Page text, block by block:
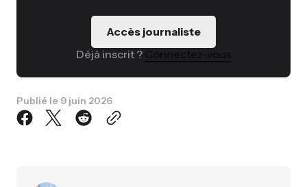
Accès journaliste
Déjà inscrit ?
Publié le 9 juin 2026